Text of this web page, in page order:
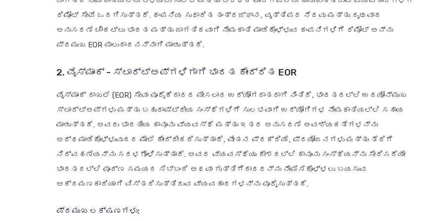
ರಿಮೋಟ್ ಸೇವೆ ಒದಗಿಸುತ್ತದೆ. ಕಂಪನಿಯ ಸುಧಾರಿತ ತಂತ್ರಜ್ಞಾನ, ವೃತ್ತಿಪರ ನೆರವು ಮತ್ತು ದೃಢವಾದ
ಅನುಸರಣೆ ಚೌಕಟ್ಟು ಭಾರತ ಮತ್ತು ಜಾಗತಿಕವಾಗಿ ನೇಮಕಾತಿ ಮಾಡಿಕೊಳ್ಳುವ ಕಂಪನಿಗಳಿಗೆ ರಿಮೋಟ್ ಅನ್ನು
ಪ್ರಮುಖ EOR ಪಾಲುದಾರನನ್ನಾಗಿ ಮಾಡುತ್ತದೆ.
2. ವೈಸ್‌ಮಾಂಕ್ - ಸ್ಟಾರ್ಟ್‌ಅಪ್‌ಗಳಿಗಾಗಿ ಭಾರತ ಕೇಂದ್ರಿತ EOR
ವೈಸ್‌ಮಾಂಕ್ ದಾಖಲೆ (EOR) ಸೇವಾ ಪೂರೈಕೆದಾರರ ಮೀಸಲಾದ ಉದ್ಯೋಗದಾತರಾಗಿ ನಿಂತಿದೆ, ಭಾರತದಲ್ಲಿ ಉದಯೋನ್ಮುಖ
ಸ್ಟಾರ್ಟ್‌ಅಪ್‌ಗಳು ಮತ್ತು ಬಹುರಾಷ್ಟ್ರೀಯ ಸಂಸ್ಥೆಗಳಿಗೆ ಸುಲಭವಾಗಿ ಉದ್ಯೋಗಿಗಳ ನೇಮಕಾತಿಯಲ್ಲಿ ಸಹಾಯ
ಮಾಡುತ್ತದೆ. ಅವರು ಭಾರತೀಯ ಕಾನೂನು ವ್ಯವಸ್ಥೆ ಮತ್ತು ಇತರ ಅನುಸರಣೆ ಅವಶ್ಯಕತೆಗಳನ್ನು
ಅರ್ಥಮಾಡಿಕೊಳ್ಳುವುದರ ಮೇಲೆ ಕೇಂದ್ರೀಕರಿಸುತ್ತಾರೆ, ವೇತನ ಪ್ರಕ್ರಿಯೆ, ಪ್ರಯೋಜನಗಳು ಮತ್ತು ತೆರಿಗೆ
ನಿರ್ವಹಣೆಯನ್ನು ಸರಳಗೊಳಿಸುತ್ತಾರೆ. ಅವರ ವ್ಯವಸ್ಥೆಯು ದೇಶದಲ್ಲಿ ಕಾನೂನು ಸಂಸ್ಥೆಯನ್ನು ಸೇರಿಸದೆಯೇ
ಭಾರತದಲ್ಲಿ ಪೂರ್ಣ ಸಮಯದ ಸಿಬ್ಬಂದಿ ಅಥವಾ ಗುತ್ತಿಗೆದಾರರನ್ನು ನೇಮಿಸಿಕೊಳ್ಳಲು ಬಯಸುವ
ಆಕ್ರಮಣಕಾರಿಯಾಗಿ ವಿಸ್ತರಿಸುತ್ತಿರುವ ವ್ಯವಹಾರಗಳನ್ನು ಪೂರೈಸುತ್ತದೆ.
ಪ್ರಮುಖ ಲಕ್ಷಣಗಳು: